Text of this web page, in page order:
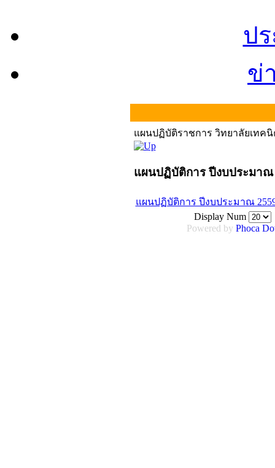
ป
ข่
แผนปฏิบัติราชการ วิทยาลัยเทค
แผนปฏิบัติการ ปีงบประมาณ
แผนปฏิบัติการ ปีงบประมาณ
Display Num
Powered by Phoca